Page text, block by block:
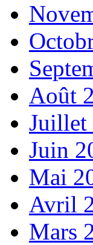
Août
Juillet
Juin
Mai
Avril
Mars